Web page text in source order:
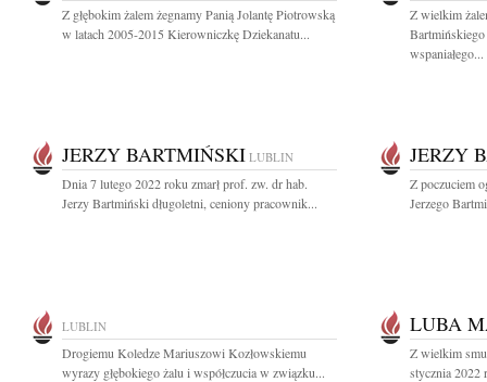
Z głębokim żalem żegnamy Panią Jolantę Piotrowską
w latach 2005-2015 Kierowniczkę Dziekanatu...
Z wielkim
wspaniałego...
JERZY BARTMIŃSKI LUBLIN
Dnia 7 lutego 2022 roku zmarł prof. zw. dr hab.
Jerzy Bartmiński długoletni, ceniony pracownik...
JERZY
Z poczuciem
Jerzego
LUBLIN
Drogiemu Koledze Mariuszowi Kozłowskiemu
wyrazy głębokiego żalu i współczucia w związku...
LUBA
Z wielkim
stycznia 2022